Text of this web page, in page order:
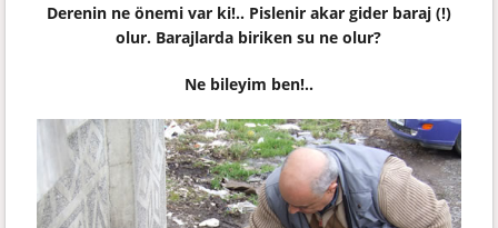
Derenin ne önemi var ki!.. Pislenir akar gider baraj (!)
olur. Barajlarda biriken su ne olur?
Ne bileyim ben!..